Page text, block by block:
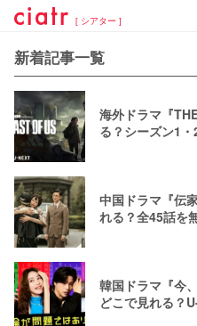
[ シアター ]
新着記事一覧
海外ドラマ『
る？シーズン1
中国ドラマ『伝
れる？全45話を
韓国ドラマ『今
どこで見れる？